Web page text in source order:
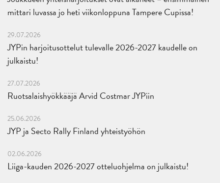
mittari luvassa jo heti viikonloppuna Tampere Cupissa!
29.07.2026
JYPin harjoitusottelut tulevalle 2026-2027 kaudelle on
julkaistu!
27.07.2026
Ruotsalaishyökkääjä Arvid Costmar JYPiin
25.06.2026
JYP ja Secto Rally Finland yhteistyöhön
02.06.2026
Liiga-kauden 2026-2027 otteluohjelma on julkaistu!